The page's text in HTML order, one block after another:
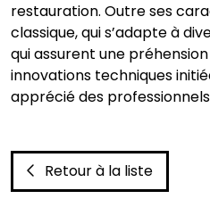
restauration. Outre ses
classique, qui s’adapte à
qui assurent une
innovations techniques
apprécié des
Retour à la liste